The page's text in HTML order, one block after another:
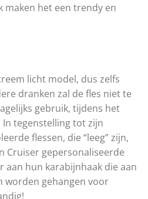
maken het een trendy en
licht model, dus zelfs
dranken zal de fles niet te
gebruik, tijdens het
tegenstelling tot zijn
flessen, die “leeg” zijn,
Cruiser gepersonaliseerde
aan hun karabijnhaak die aan
worden gehangen voor